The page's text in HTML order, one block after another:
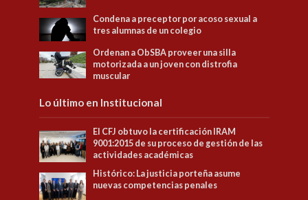
Condena a preceptor por acoso sexual a
tres alumnas de un colegio
Ordenan a ObSBA proveer una silla
motorizada a un joven con distrofia
muscular
Lo último en Institucional
El CFJ obtuvo la certificación IRAM
9001:2015 de su proceso de gestión de las
actividades académicas
Histórico: La justicia porteña asume
nuevas competencias penales